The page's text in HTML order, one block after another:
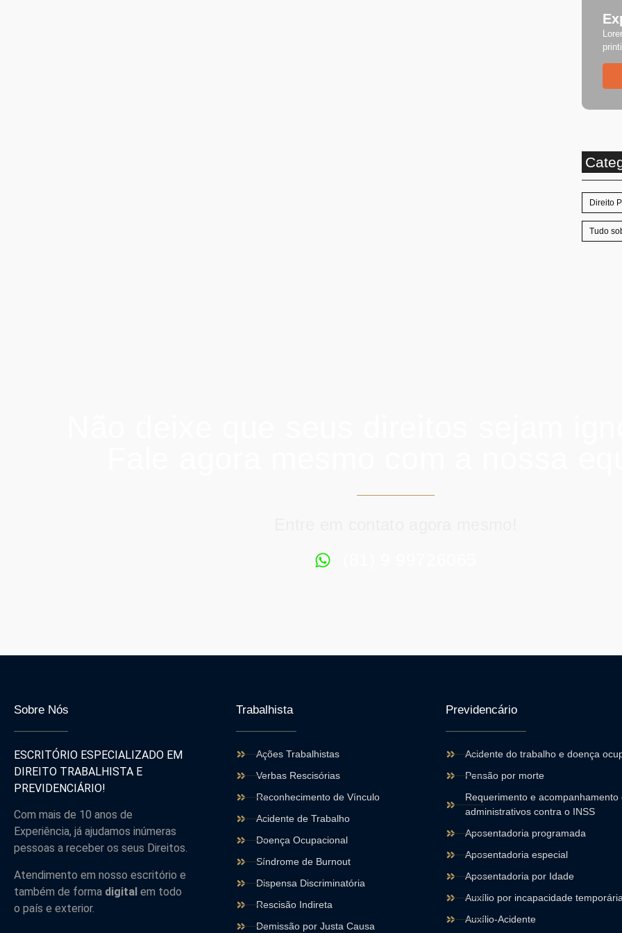
Direito
Tudo
Sobre Nós
ESCRITÓRIO ESPECIALIZADO EM
DIREITO TRABALHISTA E
PREVIDENCIÁRIO!
Com mais de 10 anos de
Experiência, já ajudamos inúmeras
pessoas a receber os seus Direitos.
Atendimento em nosso escritório e
também de forma digital em todo
o país e exterior.
Trabalhista
Ações Trabalhistas
Verbas Rescisórias
Reconhecimento de Vínculo
Acidente de Trabalho
Doença Ocupacional
Síndrome de Burnout
Dispensa Discriminatória
Rescisão Indireta
Demissão por Justa Causa
Previdencário
Acidente do trabalho e doença
Pensão por morte
Requerimento e acompanhamento
administrativos contra o INSS
Aposentadoria programada
Aposentadoria especial
Aposentadoria por Idade
Auxílio por incapacidade
Auxílio-Acidente